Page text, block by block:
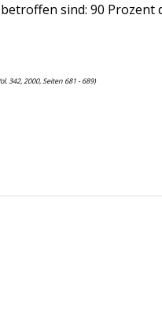
sind: 90
342, 2000, Seiten 681 - 689)